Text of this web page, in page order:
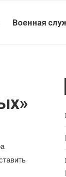
Военная